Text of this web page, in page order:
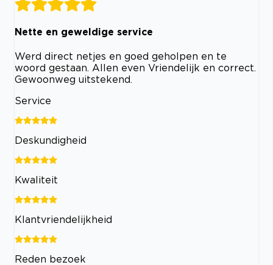
Nette en geweldige service
Werd direct netjes en goed geholpen en te
woord gestaan. Allen even Vriendelijk en correct.
Gewoonweg uitstekend.
Service
Deskundigheid
Kwaliteit
Klantvriendelijkheid
Reden bezoek